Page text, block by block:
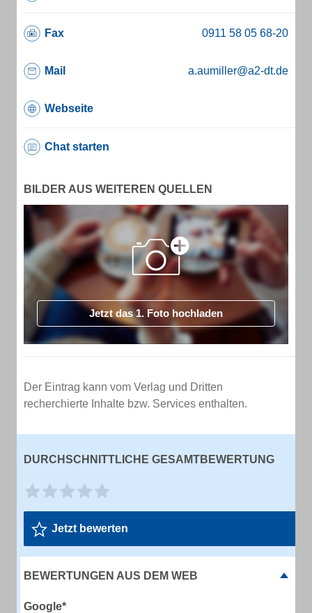
Fax
Mail a.aumiller@a2-dt.de
Webseite
Chat starten
BILDER AUS WEITEREN QUELLEN
Jetzt das 1. Foto hochladen
Der Eintrag kann vom Verlag und Dritten
recherchierte Inhalte bzw. Services enthalten.
DURCHSCHNITTLICHE GESAMTBEWERTUNG
Jetzt bewerten
BEWERTUNGEN AUS DEM WEB
Google*